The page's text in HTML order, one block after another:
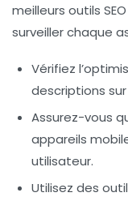
meilleurs outils SEO
surveiller chaque
Vérifiez
descriptions
Assurez-vous
appareils
utilisateur.
Utilisez des